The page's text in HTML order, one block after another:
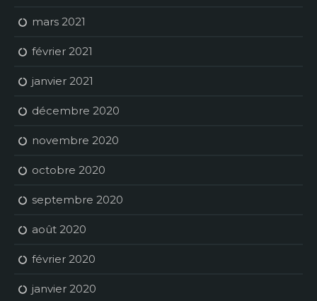
mars 2021
février 2021
janvier 2021
décembre 2020
novembre 2020
octobre 2020
septembre 2020
août 2020
février 2020
janvier 2020